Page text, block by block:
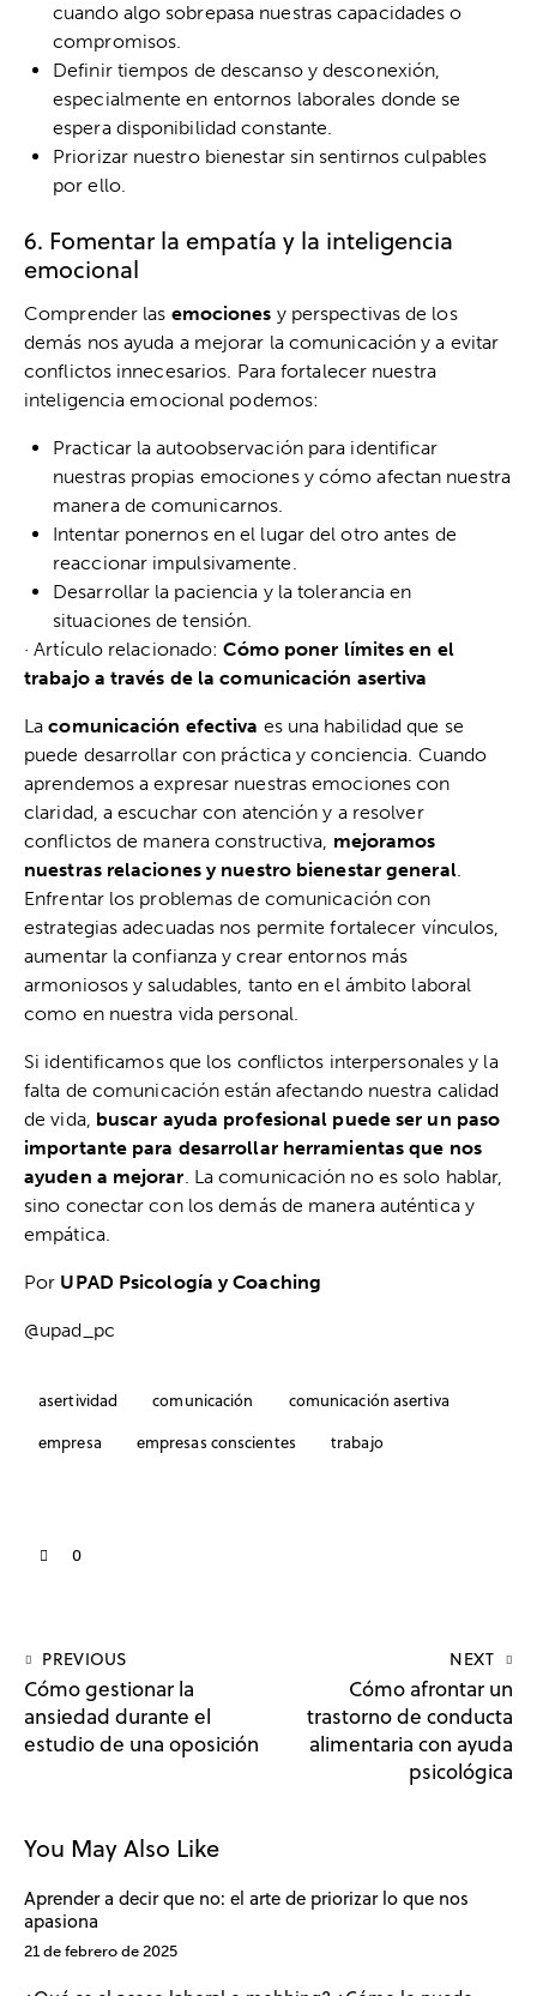
cuando algo sobrepasa nuestras capacidades o
compromisos.
Definir tiempos de descanso y desconexión,
especialmente en entornos laborales donde se
espera disponibilidad constante.
Priorizar nuestro bienestar sin sentirnos culpables
por ello.
6. Fomentar la empatía y la inteligencia
emocional
Comprender las emociones y perspectivas de los
demás nos ayuda a mejorar la comunicación y a evitar
conflictos innecesarios. Para fortalecer nuestra
inteligencia emocional podemos:
Practicar la autoobservación para identificar
nuestras propias emociones y cómo afectan nuestra
manera de comunicarnos.
Intentar ponernos en el lugar del otro antes de
reaccionar impulsivamente.
Desarrollar la paciencia y la tolerancia en
situaciones de tensión.
· Artículo relacionado:Cómo poner límites en el
trabajo a través de la comunicación asertiva
Lacomunicación efectiva es una habilidad que se
puede desarrollar con práctica y conciencia. Cuando
aprendemos a expresar nuestras emociones con
claridad, a escuchar con atención y a resolver
conflictos de manera constructiva, mejoramos
nuestras relaciones y nuestro bienestar general.
Enfrentar los problemas de comunicación con
estrategias adecuadas nos permite fortalecer vínculos,
aumentar la confianza y crear entornos más
armoniosos y saludables, tanto en el ámbito laboral
como en nuestra vida personal.
Si identificamos que los conflictos interpersonales y la
falta de comunicación están afectando nuestra calidad
de vida, buscar ayuda profesional puede ser un paso
importante para desarrollar herramientas que nos
ayuden a mejorar. La comunicación no es solo hablar,
sino conectar con los demás de manera auténtica y
empática.
Por UPAD Psicología y Coaching
@upad_pc
asertividad comunicación
comunicación asertiva
empresa
empresas conscientes trabajo
0
PREVIOUS
Cómo gestionar la
ansiedad durante el
estudio de una oposición
NEXT
Cómo afrontar un
trastorno de conducta
alimentaria con ayuda
psicológica
You May Also Like
Aprender a decir que no: el arte de priorizar lo que nos
apasiona
21 de febrero de 2025